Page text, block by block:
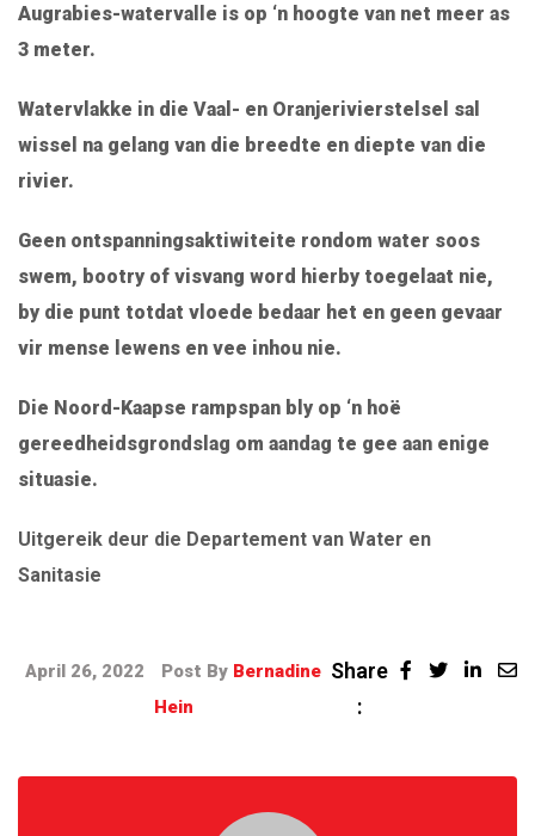
Augrabies-watervalle is op ‘n hoogte van net meer as
3 meter.
Watervlakke in die Vaal- en Oranjerivierstelsel sal
wissel na gelang van die breedte en diepte van die
rivier.
Geen ontspanningsaktiwiteite rondom water soos
swem, bootry of visvang word hierby toegelaat nie,
by die punt totdat vloede bedaar het en geen gevaar
vir mense lewens en vee inhou nie.
Die Noord-Kaapse rampspan bly op ‘n hoë
gereedheidsgrondslag om aandag te gee aan enige
situasie.
Uitgereik deur die Departement van Water en
Sanitasie
April 26, 2022 Post By Bernadine
Hein
Share
: